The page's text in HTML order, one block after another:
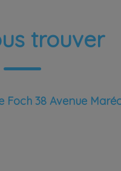
trouver
Foch 38 Avenue